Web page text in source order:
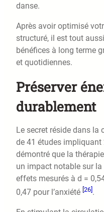
danse.
Après avoir optimisé
structuré, il est tout
bénéfices à long terme
et quotidiennes.
Préserver
durablement
Le secret réside dans la
de 41 études
démontré que la
un impact notable sur
effets mesurés à d =
0,47 pour l’anxiété [26] .